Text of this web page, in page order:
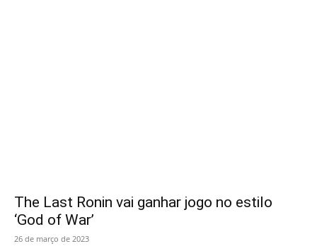
The Last Ronin vai ganhar jogo no estilo
‘God of War’
26 de março de 2023